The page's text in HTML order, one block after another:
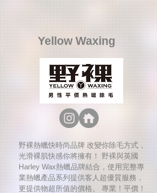
Yellow Waxing
野裸熱蠟快時尚品牌 改變你除毛方式，
光滑裸肌快感你將擁有！ 野裸與英國
Harley Wax熱蠟品牌結合，使用完整專
業熱蠟產品系列提供客人超優質服務，
更提供物超所值的價格。 專業！平價！